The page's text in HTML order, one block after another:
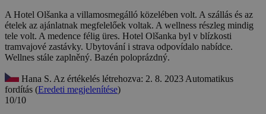
A Hotel Olšanka a villamosmegálló közelében volt. A szállás és az
ételek az ajánlatnak megfelelőek voltak. A wellness részleg mindig
tele volt. A medence félig üres. Hotel Olšanka byl v blízkosti
tramvajové zastávky. Ubytování i strava odpovídalo nabídce.
Wellnes stále zaplněný. Bazén poloprázdný.
Hana S. Az értékelés létrehozva: 2. 8. 2023 Automatikus
fordítás (Eredeti megjelenítése)
10/10